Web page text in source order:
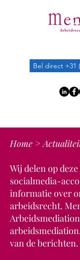
Bel direct +31
Home >
Wij delen op
socialmedia-
informatie over
arbeidsrecht.
van de berichten.